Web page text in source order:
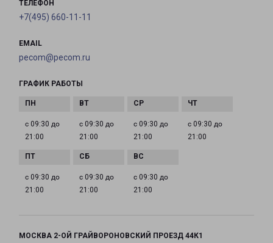
ТЕЛЕФОН
+7(495) 660-11-11
EMAIL
pecom@pecom.ru
ГРАФИК РАБОТЫ
с 09:30 до
21:00
с 09:30 до
21:00
с 09:30 до
21:00
с 09:30 до
21:00
с 09:30 до
21:00
с 09:30 до
21:00
с 09:30 до
21:00
МОСКВА 2-ОЙ ГРАЙВОРОНОВСКИЙ ПРОЕЗД 44К1